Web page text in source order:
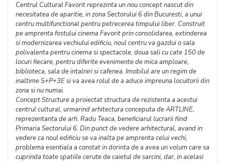
Centrul Cultural Favorit reprezinta un nou concept nascut din
necesitatea de aparitie, in zona Sectorului 6 din Bucuresti, a unui
centru multifunctional pentru petrecerea timpului liber. Construit
pe amprenta fostului cinema Favorit prin consolidarea, extinderea
si modernizarea vechiului edificiu, noul centru va gazdui o sala
polivalenta pentru cinema si spectacole, doua sali cu cate 150 de
locuri fiecare, pentru diferite evenimente de mica amploare,
biblioteca, sala de intalniri si cafenea. Imobilul are un regim de
inaltime S+P+3E si va avea rolul de a aduce impreuna locuitorii din
zona si nu numai.
Concept Structure a proiectat structura de rezistenta a acestui
centrul cultural, urmarind arhitectura conceputa de ARTLINE,
reprezentanta de arh. Radu Teaca, beneficiarul lucrarii fiind
Primaria Sectorului 6. Din punct de vedere arhitectural, avand in
vedere ca noul edificiu se va inalta pe amprenta celui vechi,
problema esentiala a constat in dorinta de a avea un volum care sa
cuprinda toate spatiile cerute de caietul de sarcini, dar, in acelasi